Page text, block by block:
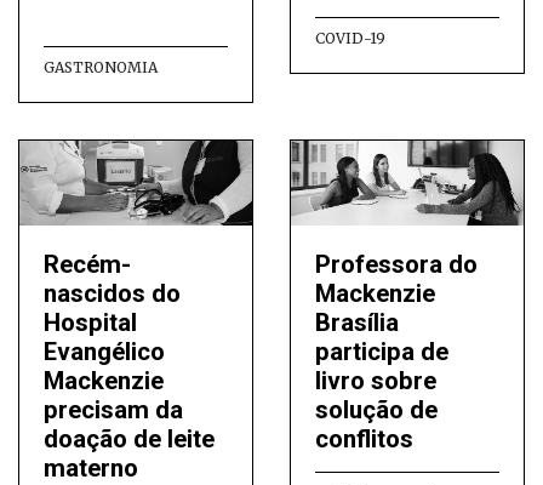
GASTRONOMIA
COVID-19
Recém-
nascidos do
Hospital
Evangélico
Mackenzie
precisam da
doação de leite
materno
Professora do
Mackenzie
Brasília
participa de
livro sobre
solução de
conflitos